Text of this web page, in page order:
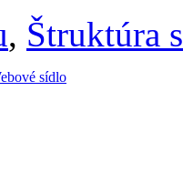
, Štruktúra
sídlo